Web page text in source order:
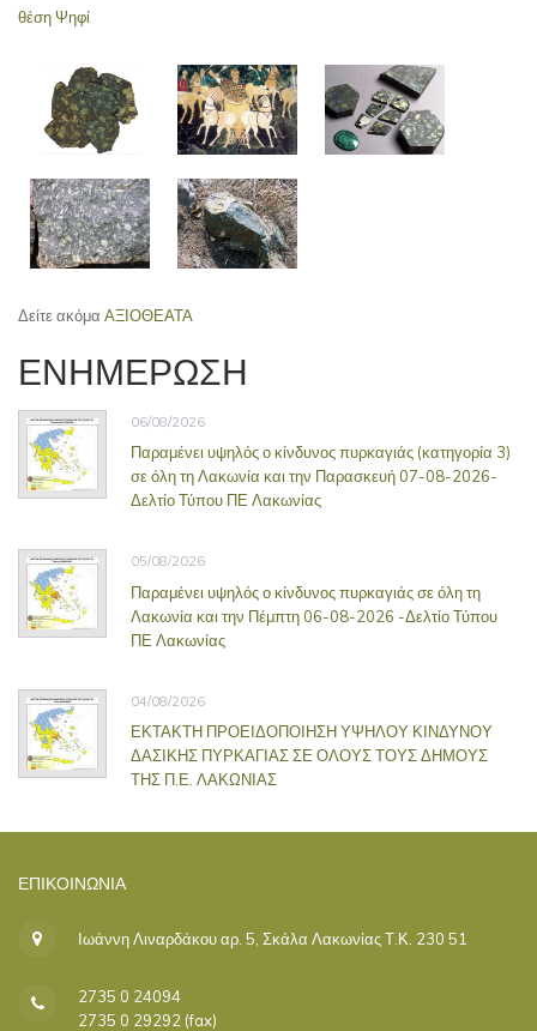
θέση Ψηφί
Δείτε ακόμα ΑΞΙΟΘΕΑΤΑ
ΕΝΗΜΕΡΩΣΗ
06/08/2026
Παραμένει υψηλός ο κίνδυνος πυρκαγιάς (κατηγορία 3)
σε όλη τη Λακωνία και την Παρασκευή 07-08-2026-
Δελτίο Τύπου ΠΕ Λακωνίας
05/08/2026
Παραμένει υψηλός ο κίνδυνος πυρκαγιάς σε όλη τη
Λακωνία και την Πέμπτη 06-08-2026 -Δελτίο Τύπου
ΠΕ Λακωνίας
04/08/2026
ΕΚΤΑΚΤΗ ΠΡΟΕΙΔΟΠΟΙΗΣΗ ΥΨΗΛΟΥ ΚΙΝΔΥΝΟΥ
ΔΑΣΙΚΗΣ ΠΥΡΚΑΓΙΑΣ ΣΕ ΟΛΟΥΣ ΤΟΥΣ ΔΗΜΟΥΣ
ΤΗΣ Π.Ε. ΛΑΚΩΝΙΑΣ
ΕΠΙΚΟΙΝΩΝΊΑ
Ιωάννη Λιναρδάκου αρ. 5, Σκάλα Λακωνίας Τ.Κ. 230 51
2735 0 24094
2735 0 29292 (fax)